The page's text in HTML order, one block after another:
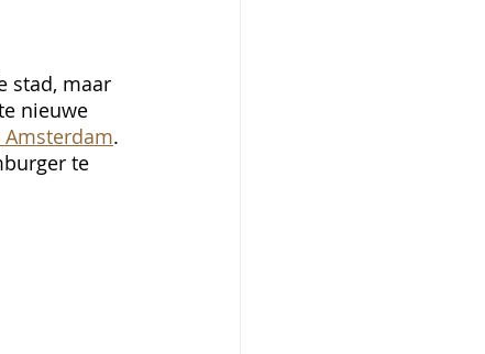
stad, maar
nieuwe
.
te